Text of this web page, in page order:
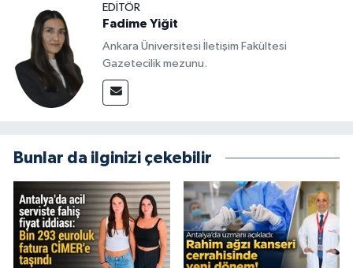
EDITÖR
Fadime Yiğit
Ankara Üniversitesi İletişim Fakültesi
Gazetecilik mezunu.
Bunlar da ilginizi çekebilir